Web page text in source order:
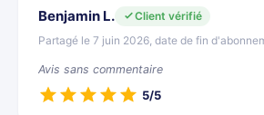
Benjamin L.
Client vérifié
Partagé le 7 juin 2026, date de fin
Avis sans commentaire
5/5